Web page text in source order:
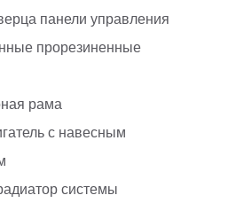
панели управления
прорезиненные
рама
с навесным
системы